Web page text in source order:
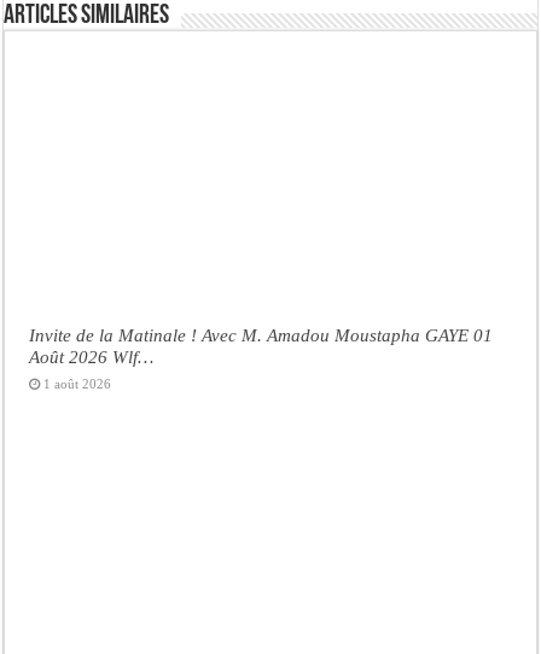
Articles similaires
Invite de la Matinale ! Avec M. Amadou Moustapha GAYE 01
Août 2026 Wlf…
1 août 2026